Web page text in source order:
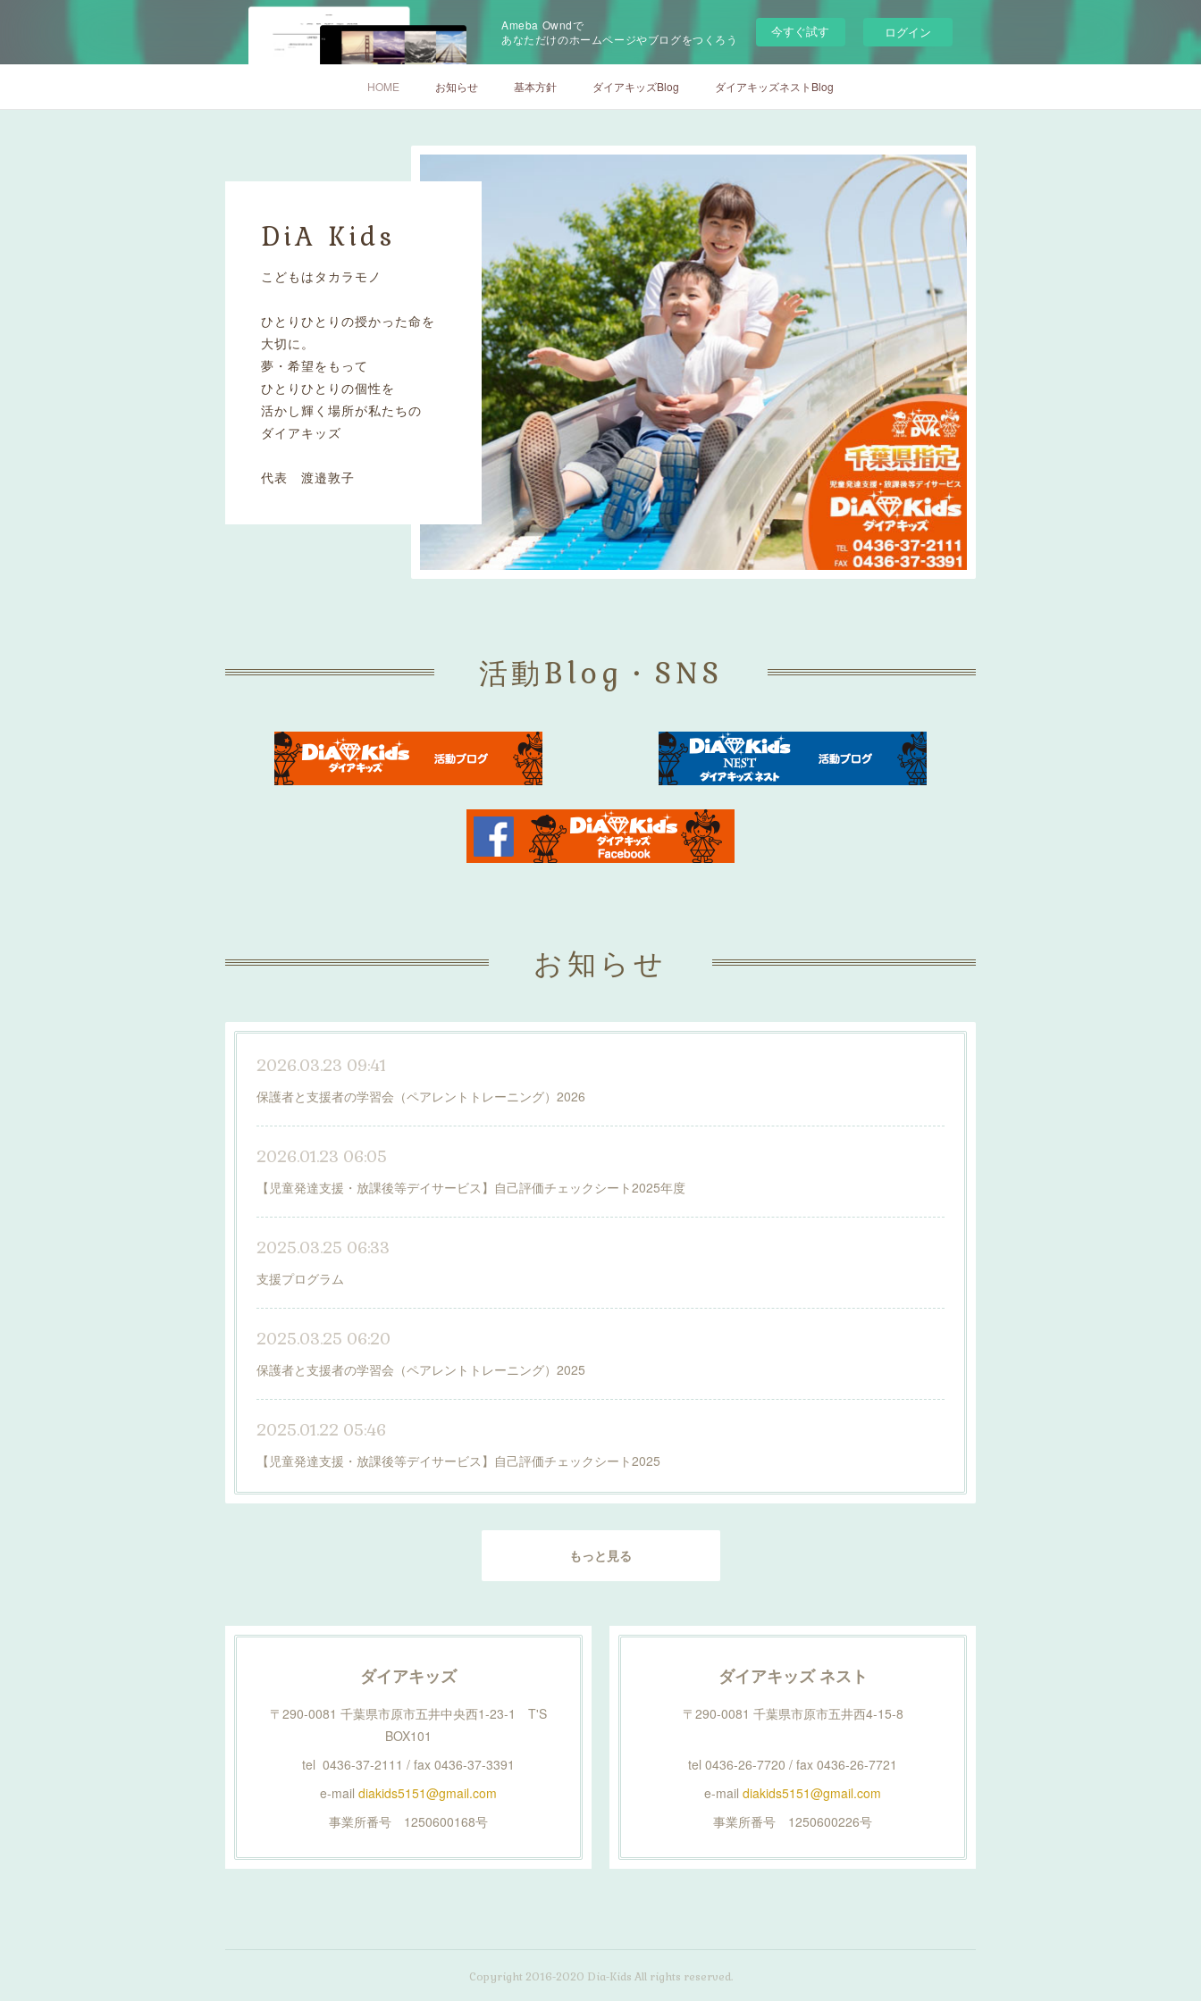
Ameba Owndで
あなただけのホームページやブログをつくろう
今すぐ試す ログイン
HOME お知らせ 基本方針 ダイアキッズBlog ダイアキッズネストBlog
DiA Kids
こどもはタカラモノ
ひとりひとりの授かった命を
大切に。
夢・希望をもって
ひとりひとりの個性を
活かし輝く場所が私たちの
ダイアキッズ
代表 渡邉敦子
活動Blog・SNS
お知らせ
2026.03.23 09:41
保護者と支援者の学習会（ペアレントトレーニング）2026
2026.01.23 06:05
【児童発達支援・放課後等デイサービス】自己評価チェックシート2025年度
2025.03.25 06:33
支援プログラム
2025.03.25 06:20
保護者と支援者の学習会（ペアレントトレーニング）2025
2025.01.22 05:46
【児童発達支援・放課後等デイサービス】自己評価チェックシート2025
もっと見る
ダイアキッズ
〒290-0081 千葉県市原市五井中央西1-23-1 T'S
BOX101
tel 0436-37-2111 / fax 0436-37-3391
e-mail diakids5151@gmail.com
事業所番号 1250600168号
ダイアキッズ ネスト
〒290-0081 千葉県市原市五井西4-15-8
tel 0436-26-7720 / fax 0436-26-7721
e-mail diakids5151@gmail.com
事業所番号 1250600226号
Copyright 2016-2020 Dia-Kids All rights reserved.